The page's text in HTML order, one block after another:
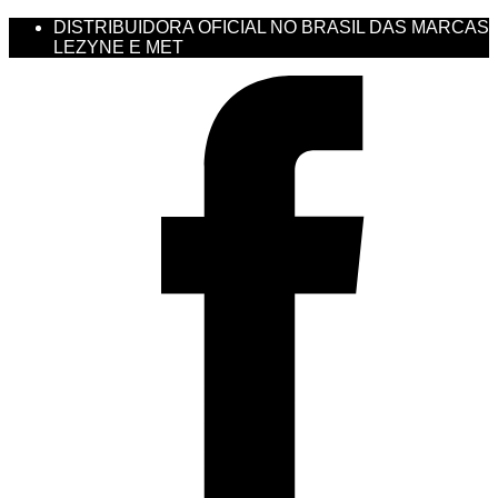
DISTRIBUIDORA OFICIAL NO BRASIL DAS MARCAS
LEZYNE E MET